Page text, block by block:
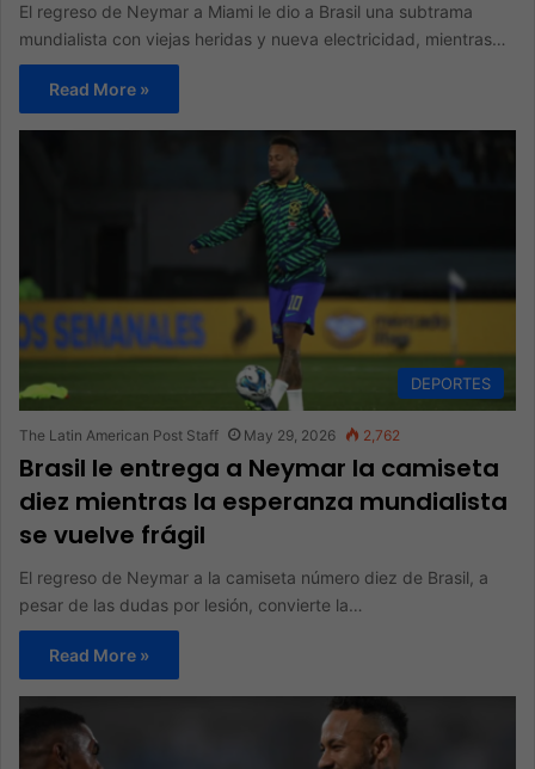
El regreso de Neymar a Miami le dio a Brasil una subtrama
mundialista con viejas heridas y nueva electricidad, mientras…
Read More »
DEPORTES
The Latin American Post Staff May 29, 2026 2,762
Brasil le entrega a Neymar la camiseta
diez mientras la esperanza mundialista
se vuelve frágil
El regreso de Neymar a la camiseta número diez de Brasil, a
pesar de las dudas por lesión, convierte la…
Read More »